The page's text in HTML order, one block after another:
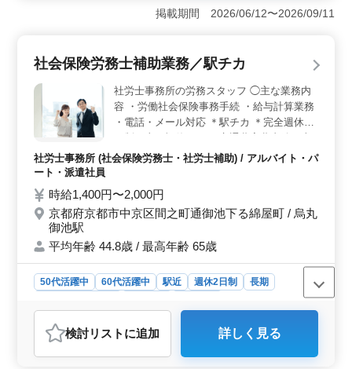
務や社会保険・労働保険の手続き、データ入力業務など
を担当します。社労士事務所での実務経験がそのまま役
駅から近く通勤しやすい立地＞ 最寄りの四条駅から徒
歩圏内にある事務所です。駅から通いやすい立地で交通
費支給もあり、毎日の通勤負担を抑えやすいです。
＜完全週休2日制で充分な休日を確保＞ 土日祝休みの完
全週休2日制の職場です。年末年始休暇や夏季休暇などの
休暇制度もあり、しっかり休みを取りながら働けます。
仕事とプライベートの時間を両立しやすい環境です。
掲載期間 2026/06/12〜2026/09/11
社会保険労務士補助業務／駅チカ
社労士事務所の労務スタッフ ◯主な業務内
容 ・労働社会保険事務手続 ・給与計算業務
・電話・メール対応 ＊駅チカ ＊完全週休2
限なし） 社労士事務所での勤務経験をお持
社労士事務所 (社会保険労務士・社労士補助) / アルバイト・パ
ート・派遣社員
時給1,400円〜2,000円
京都府京都市中京区間之町通御池下る綿屋町 / 烏丸
御池駅
平均年齢 44.8歳 / 最高年齢 65歳
50代活躍中 60代活躍中 駅近 週休2日制
長期
社労士事務所
おすすめポイント
＜基本的に残業なし・完全週休2日制＞ 基本的に残業は
検討リスト に追加 詳しく見る